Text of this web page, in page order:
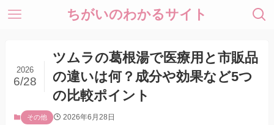
ちがいのわかるサイト
ツムラの葛根湯で医療用と市販品
の違いは何？成分や効果など5つ
の比較ポイント
2026
6/28
その他 2026年6月28日